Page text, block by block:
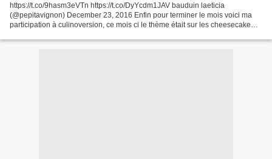
https://t.co/9hasm3eVTn https://t.co/DyYcdm1JAV bauduin laeticia
(@pepitavignon) December 23, 2016 Enfin pour terminer le mois voici ma
participation à culinoversion, ce mois ci le thème était sur les cheesecake